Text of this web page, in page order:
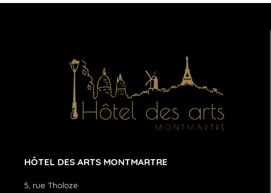
HÔTEL DES ARTS MONTMARTRE
5, rue Tholoze